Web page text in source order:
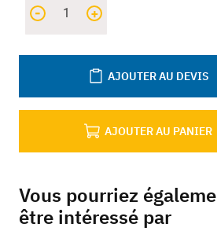
+
-
AJOUTER AU PANIER
AJOUTER AU DEVIS
Vous pourriez
être intéressé par